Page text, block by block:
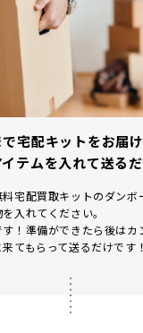
宅配キットをお届け
テムを入れて送る
宅配買取キットのダンボ
入れてください。
！準備ができたら後はカ
てもらって送るだけです！